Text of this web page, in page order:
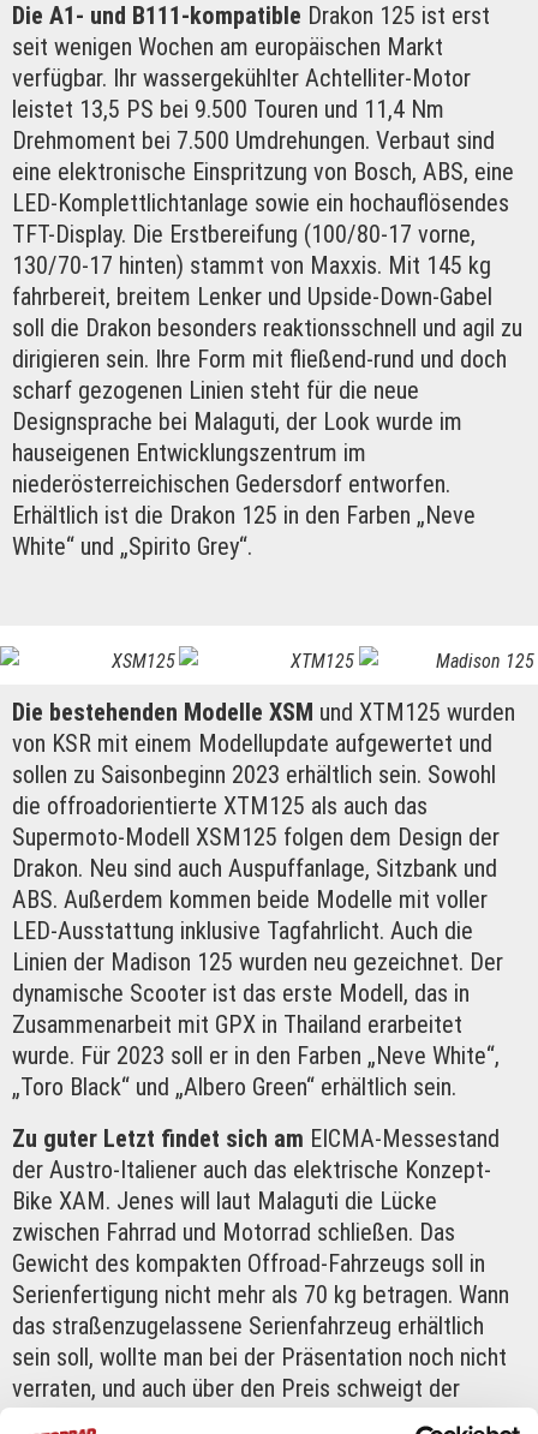
Die A1- und B111-kompatible Drakon 125 ist erst
seit wenigen Wochen am europäischen Markt
verfügbar. Ihr wassergekühlter Achtelliter-Motor
leistet 13,5 PS bei 9.500 Touren und 11,4 Nm
Drehmoment bei 7.500 Umdrehungen. Verbaut sind
eine elektronische Einspritzung von Bosch, ABS, eine
LED-Komplettlichtanlage sowie ein hochauflösendes
TFT-Display. Die Erstbereifung (100/80-17 vorne,
130/70-17 hinten) stammt von Maxxis. Mit 145 kg
fahrbereit, breitem Lenker und Upside-Down-Gabel
soll die Drakon besonders reaktionsschnell und agil zu
dirigieren sein. Ihre Form mit fließend-rund und doch
scharf gezogenen Linien steht für die neue
Designsprache bei Malaguti, der Look wurde im
hauseigenen Entwicklungszentrum im
niederösterreichischen Gedersdorf entworfen.
Erhältlich ist die Drakon 125 in den Farben „Neve
White“ und „Spirito Grey“.
XSM125 XTM125 Madison 125
Die bestehenden Modelle XSM und XTM125 wurden
von KSR mit einem Modellupdate aufgewertet und
sollen zu Saisonbeginn 2023 erhältlich sein. Sowohl
die offroadorientierte XTM125 als auch das
Supermoto-Modell XSM125 folgen dem Design der
Drakon. Neu sind auch Auspuffanlage, Sitzbank und
ABS. Außerdem kommen beide Modelle mit voller
LED-Ausstattung inklusive Tagfahrlicht. Auch die
Linien der Madison 125 wurden neu gezeichnet. Der
dynamische Scooter ist das erste Modell, das in
Zusammenarbeit mit GPX in Thailand erarbeitet
wurde. Für 2023 soll er in den Farben „Neve White“,
„Toro Black“ und „Albero Green“ erhältlich sein.
Zu guter Letzt findet sich am EICMA-Messestand
der Austro-Italiener auch das elektrische Konzept-
Bike XAM. Jenes will laut Malaguti die Lücke
zwischen Fahrrad und Motorrad schließen. Das
Gewicht des kompakten Offroad-Fahrzeugs soll in
Serienfertigung nicht mehr als 70 kg betragen. Wann
das straßenzugelassene Serienfahrzeug erhältlich
sein soll, wollte man bei der Präsentation noch nicht
verraten, und auch über den Preis schweigt der